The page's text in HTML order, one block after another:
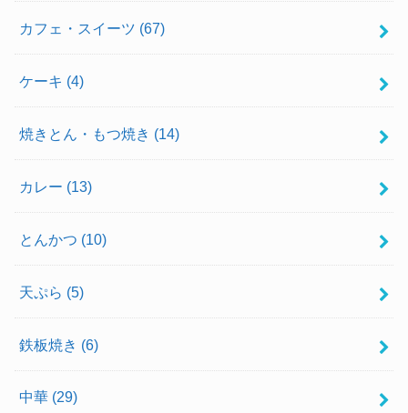
カフェ・スイーツ (67)
ケーキ (4)
焼きとん・もつ焼き (14)
カレー (13)
とんかつ (10)
天ぷら (5)
鉄板焼き (6)
中華 (29)